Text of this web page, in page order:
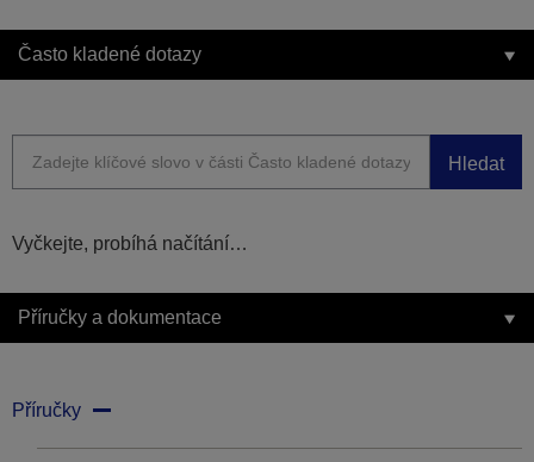
Často kladené dotazy
Hledat
Vyčkejte, probíhá načítání…
Příručky a dokumentace
Příručky